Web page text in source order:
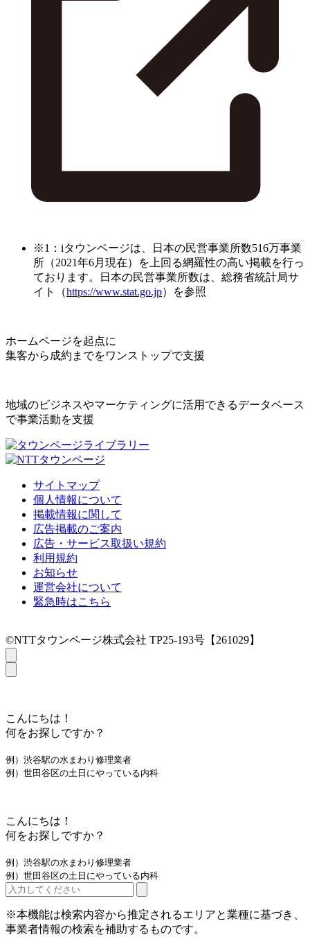
※1：iタウンページは、日本の民営事業所数516万事業
所（2021年6月現在）を上回る網羅性の高い掲載を行っ
ております。日本の民営事業所数は、総務省統計局サ
イト（https://www.stat.go.jp）を参照
ホームページを起点に
集客から成約までをワンストップで支援
地域のビジネスやマーケティングに活用できるデータベース
で事業活動を支援
サイトマップ
個人情報について
掲載情報に関して
広告掲載のご案内
広告・サービス取扱い規約
利用規約
お知らせ
運営会社について
緊急時はこちら
©NTTタウンページ株式会社 TP25-193号【261029】
こんにちは！
何をお探しですか？
例）渋谷駅の水まわり修理業者
例）世田谷区の土日にやっている内科
こんにちは！
何をお探しですか？
例）渋谷駅の水まわり修理業者
例）世田谷区の土日にやっている内科
※本機能は検索内容から推定されるエリアと業種に基づき、
事業者情報の検索を補助するものです。